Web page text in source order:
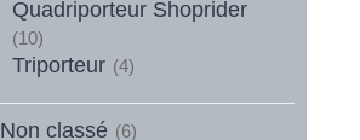
Quadriporteur Shoprider
(10)
Triporteur (4)
Non classé (6)